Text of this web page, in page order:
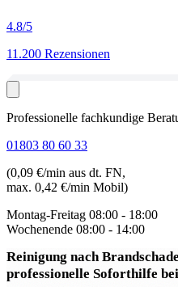
4.8/5
11.200 Rezensionen
Professionelle fachkundige
01803 80 60 33
(0,09 €/min aus dt. FN,
max. 0,42 €/min Mobil)
Montag-Freitag 08:00 - 18:00
Wochenende 08:00 - 14:00
Reinigung nach
professionelle Soforthilfe